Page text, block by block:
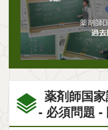
薬剤師国
- 必須問題 -